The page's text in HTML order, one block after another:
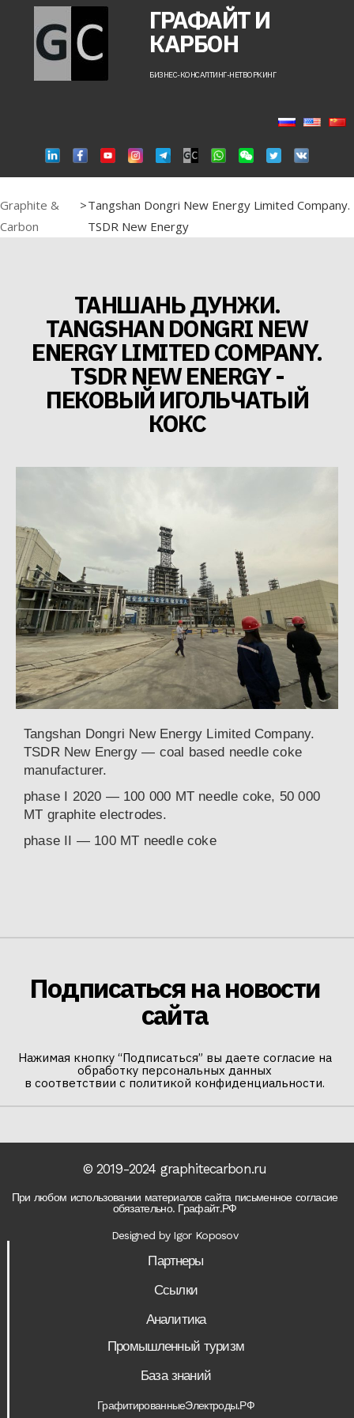
ГРАФАЙТ И
КАРБОН
БИЗНЕС-КОНСАЛТИНГ-НЕТВОРКИНГ
Graphite &
Carbon
>Tangshan Dongri New Energy Limited Company.
TSDR New Energy
ТАНШАНЬ ДУНЖИ.
TANGSHAN DONGRI NEW
ENERGY LIMITED COMPANY.
TSDR NEW ENERGY -
ПЕКОВЫЙ ИГОЛЬЧАТЫЙ
КОКС
Tangshan Dongri New Energy Limited Company.
TSDR New Energy — coal based needle coke
manufacturer.
phase I 2020 — 100 000 MT needle coke, 50 000
MT graphite electrodes.
phase II — 100 MT needle coke
Подписаться на новости
сайта
Нажимая кнопку “Подписаться” вы даете согласие на
обработку персональных данных
в соответствии с политикой конфиденциальности.
© 2019-2024 graphitecarbon.ru
При любом использовании материалов сайта письменное согласие
обязательно. Графайт.РФ
Designed by Igor Koposov
Партнеры
Ссылки
Аналитика
Промышленный туризм
База знаний
ГрафитированныеЭлектроды.РФ